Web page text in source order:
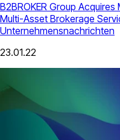
B2BROKER Group
Multi-Asset Brokerage
Unternehmensnachrichten
23.01.22